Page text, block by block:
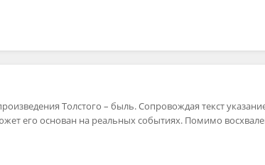
Толстого – быль. Сопровождая текст
его основан на реальных событиях. Помимо